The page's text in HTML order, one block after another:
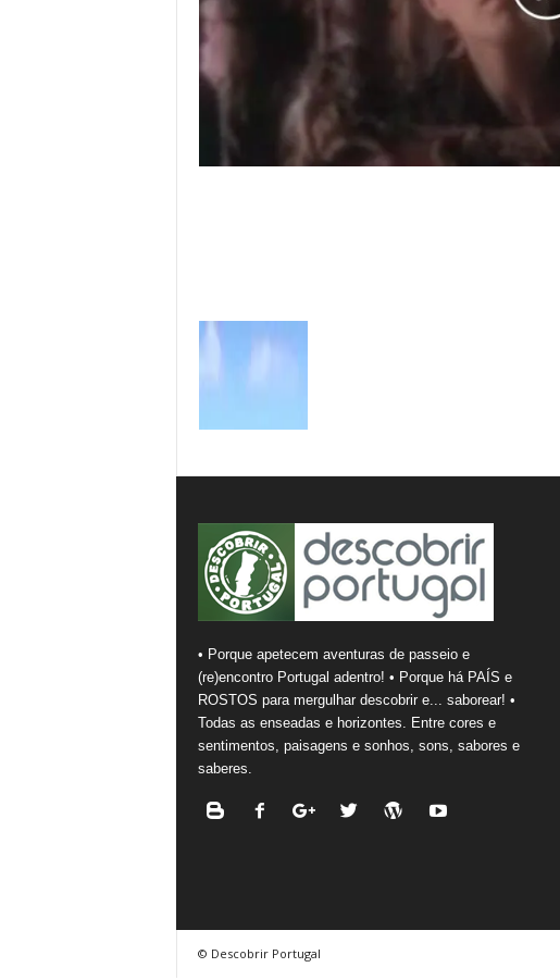
• Porque apetecem aventuras de passeio e
(re)encontro Portugal adentro! • Porque há PAÍS e
ROSTOS para mergulhar descobrir e... saborear! •
Todas as enseadas e horizontes. Entre cores e
sentimentos, paisagens e sonhos, sons, sabores e
saberes.
© Descobrir Portugal